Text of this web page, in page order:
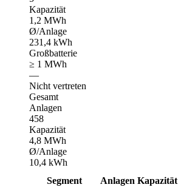
Kapazität
1,2 MWh
Ø/Anlage
231,4 kWh
Großbatterie
≥ 1 MWh
—
Nicht vertreten
Gesamt
Anlagen
458
Kapazität
4,8 MWh
Ø/Anlage
10,4 kWh
Segment
Anlagen Kapazität